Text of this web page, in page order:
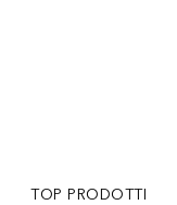
TOP PRODOTTI